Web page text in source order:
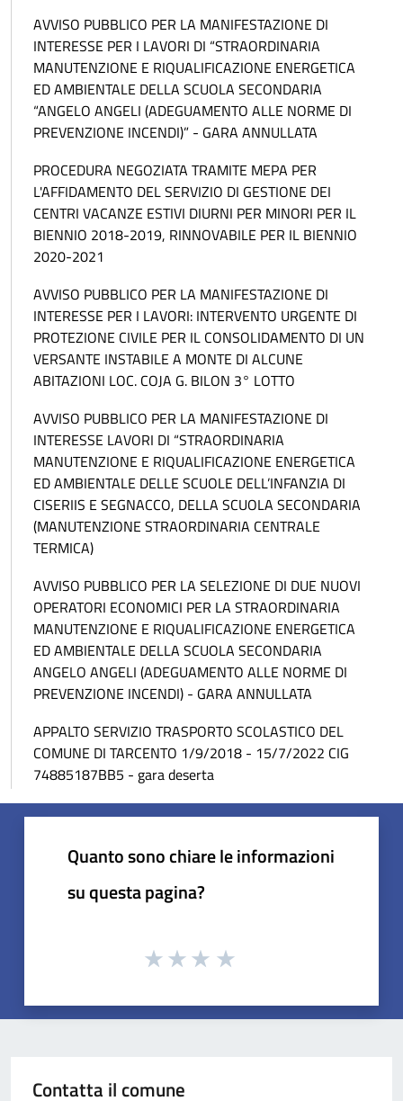
AVVISO PUBBLICO PER LA MANIFESTAZIONE DI
INTERESSE PER I LAVORI DI “STRAORDINARIA
MANUTENZIONE E RIQUALIFICAZIONE ENERGETICA
ED AMBIENTALE DELLA SCUOLA SECONDARIA
“ANGELO ANGELI (ADEGUAMENTO ALLE NORME DI
PREVENZIONE INCENDI)” - GARA ANNULLATA
PROCEDURA NEGOZIATA TRAMITE MEPA PER
L'AFFIDAMENTO DEL SERVIZIO DI GESTIONE DEI
CENTRI VACANZE ESTIVI DIURNI PER MINORI PER IL
BIENNIO 2018-2019, RINNOVABILE PER IL BIENNIO
2020-2021
AVVISO PUBBLICO PER LA MANIFESTAZIONE DI
INTERESSE PER I LAVORI: INTERVENTO URGENTE DI
PROTEZIONE CIVILE PER IL CONSOLIDAMENTO DI UN
VERSANTE INSTABILE A MONTE DI ALCUNE
ABITAZIONI LOC. COJA G. BILON 3° LOTTO
AVVISO PUBBLICO PER LA MANIFESTAZIONE DI
INTERESSE LAVORI DI “STRAORDINARIA
MANUTENZIONE E RIQUALIFICAZIONE ENERGETICA
ED AMBIENTALE DELLE SCUOLE DELL’INFANZIA DI
CISERIIS E SEGNACCO, DELLA SCUOLA SECONDARIA
(MANUTENZIONE STRAORDINARIA CENTRALE
TERMICA)
AVVISO PUBBLICO PER LA SELEZIONE DI DUE NUOVI
OPERATORI ECONOMICI PER LA STRAORDINARIA
MANUTENZIONE E RIQUALIFICAZIONE ENERGETICA
ED AMBIENTALE DELLA SCUOLA SECONDARIA
ANGELO ANGELI (ADEGUAMENTO ALLE NORME DI
PREVENZIONE INCENDI) - GARA ANNULLATA
APPALTO SERVIZIO TRASPORTO SCOLASTICO DEL
COMUNE DI TARCENTO 1/9/2018 - 15/7/2022 CIG
74885187BB5 - gara deserta
Quanto sono chiare le informazioni
su questa pagina?
Contatta il comune